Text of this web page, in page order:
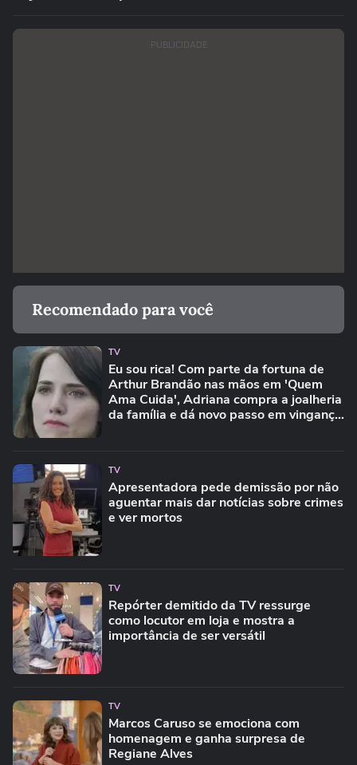
PUBLICIDADE
Recomendado para você
TV
Eu sou rica! Com parte da fortuna de
Arthur Brandão nas mãos em 'Quem
Ama Cuida', Adriana compra a joalheria
da família e dá novo passo em vingança
TV
Apresentadora pede demissão por não
aguentar mais dar notícias sobre crimes
e ver mortos
TV
Repórter demitido da TV ressurge
como locutor em loja e mostra a
importância de ser versátil
TV
Marcos Caruso se emociona com
homenagem e ganha surpresa de
Regiane Alves